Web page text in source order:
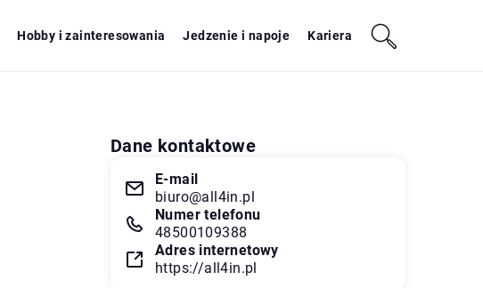
Hobby i zainteresowania Jedzenie i napoje Kariera
Dane kontaktowe
E-mail
biuro@all4in.pl
Numer telefonu
48500109388
Adres internetowy
https://all4in.pl